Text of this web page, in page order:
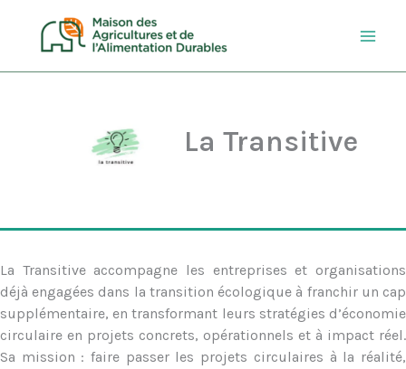
contenu
La Transitive
La Transitive accompagne les entreprises et organisations
déjà engagées dans la transition écologique à franchir un cap
supplémentaire, en transformant leurs stratégies d’économie
circulaire en projets concrets, opérationnels et à impact réel.
Sa mission : faire passer les projets circulaires à la réalité,